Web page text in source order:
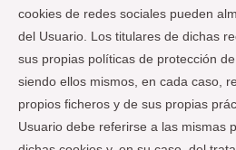
cookies de redes sociales pueden
del Usuario. Los titulares de dichas
sus propias políticas de protección
siendo ellos mismos, en cada caso,
propios ficheros y de sus propias
Usuario debe referirse a las mismas